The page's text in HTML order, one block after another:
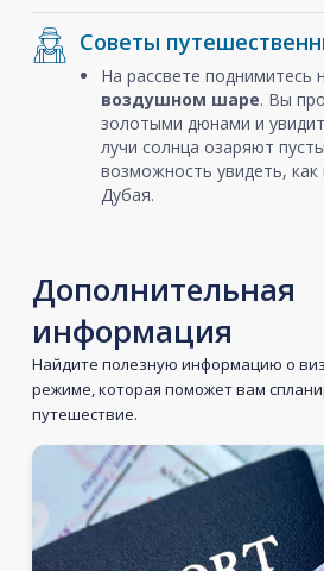
Советы
На рассвете поднимитесь
воздушном шаре. Вы
золотыми дюнами и
лучи солнца озаряют
возможность увидеть, как
Дубая.
Дополнительная
информация
Найдите полезную информацию о
режиме, которая поможет вам
путешествие.